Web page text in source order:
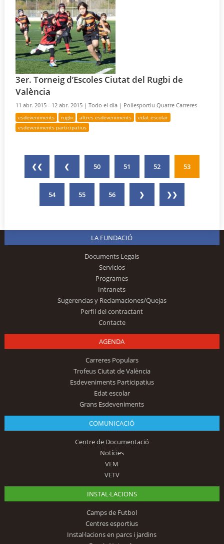
3er. Torneig d’Escoles Ciutat del Rugbi de
València
11 abr. 2015 - 12 abr. 2015 |Todo el día | Poliesportiu Quatre Carreres
esdeveniments rugbi altres esdeveniments
edat escolar
esdeveniments participatius
❮❮ ❮ 50 51 52 53
54 55 56 ❯ ❯❯
LA FUNDACIÓ
Documents Legals
Servicios
Programes
Intranets
Sugerencias y Reclamaciones/Quejas
Perfil del contractant
Contacte
AGENDA
Carreres Populars
Trofeus Ciutat de València
Esdeveniments Participatius
Edat escolar
Grans Esdeveniments
COMUNICACIÓ
Centre de Documentació
Notícies
VEM
VETV
INSTAL·LACIONS
Camps de Futbol
Centres esportius
Instal·lacions en parcs i jardins